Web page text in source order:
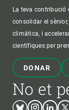
La teva
consolidar el
climàtica, i
científiques per
DONAR
No et
BlueskyInstagram